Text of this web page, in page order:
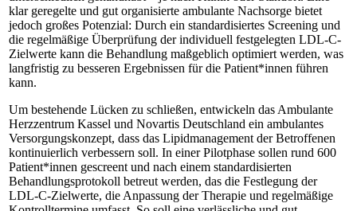
klar geregelte und gut organisierte ambulante Nachsorge bietet
jedoch großes Potenzial: Durch ein standardisiertes Screening und
die regelmäßige Überprüfung der individuell festgelegten LDL-C-
Zielwerte kann die Behandlung maßgeblich optimiert werden, was
langfristig zu besseren Ergebnissen für die Patient*innen führen
kann.
Um bestehende Lücken zu schließen, entwickeln das Ambulante
Herzzentrum Kassel und Novartis Deutschland ein ambulantes
Versorgungskonzept, dass das Lipidmanagement der Betroffenen
kontinuierlich verbessern soll. In einer Pilotphase sollen rund 600
Patient*innen gescreent und nach einem standardisierten
Behandlungsprotokoll betreut werden, das die Festlegung der
LDL-C-Zielwerte, die Anpassung der Therapie und regelmäßige